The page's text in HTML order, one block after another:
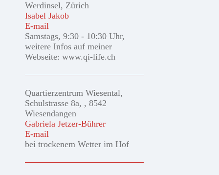
Werdinsel, Zürich
Isabel Jakob
E-mail
Samstags, 9:30 - 10:30 Uhr,
weitere Infos auf meiner
Webseite: www.qi-life.ch
Quartierzentrum Wiesental,
Schulstrasse 8a, , 8542
Wiesendangen
Gabriela Jetzer-Bührer
E-mail
bei trockenem Wetter im Hof